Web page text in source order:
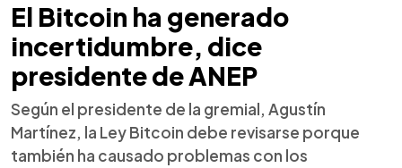
El Bitcoin ha generado
incertidumbre, dice
presidente de ANEP
Según el presidente de la gremial, Agustín
Martínez, la Ley Bitcoin debe revisarse porque
también ha causado problemas con los